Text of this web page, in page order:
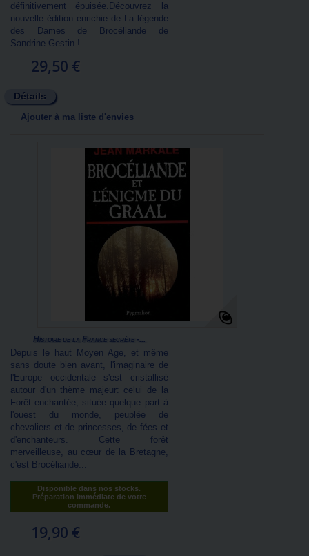
définitivement épuisée.Découvrez la
nouvelle édition enrichie de La légende
des Dames de Brocéliande de
Sandrine Gestin !
29,50 €
Détails
Ajouter à ma liste d'envies
Histoire de la France secrète -...
Depuis le haut Moyen Age, et même
sans doute bien avant, l'imaginaire de
l'Europe occidentale s'est cristallisé
autour d'un thème majeur: celui de la
Forêt enchantée, située quelque part à
l'ouest du monde, peuplée de
chevaliers et de princesses, de fées et
d'enchanteurs. Cette forêt
merveilleuse, au cœur de la Bretagne,
c'est Brocéliande...
Disponible dans nos stocks.
Préparation immédiate de votre
commande.
19,90 €